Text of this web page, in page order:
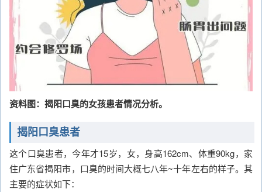
资料图：揭阳口臭的女孩患者情况分析。
揭阳口臭患者
这个口臭患者，今年才15岁，女，身高162cm、体重90kg，家
住广东省揭阳市，口臭的时间大概七八年~十年左右的样子。其
主要的症状如下：